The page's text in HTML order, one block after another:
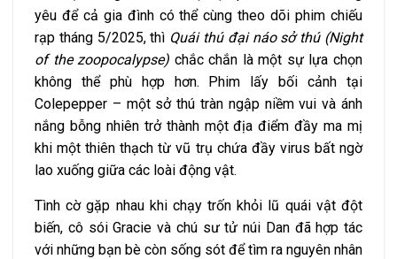
yêu để cả gia đình có thể cùng theo dõi phim chiếu
rạp tháng 5/2025, thì Quái thú đại náo sở thú (Night
of the zoopocalypse) chắc chắn là một sự lựa chọn
không thể phù hợp hơn. Phim lấy bối cảnh tại
Colepepper – một sở thú tràn ngập niềm vui và ánh
nắng bỗng nhiên trở thành một địa điểm đầy ma mị
khi một thiên thạch từ vũ trụ chứa đầy virus bất ngờ
lao xuống giữa các loài động vật.
Tình cờ gặp nhau khi chạy trốn khỏi lũ quái vật đột
biến, cô sói Gracie và chú sư tử núi Dan đã hợp tác
với những bạn bè còn sống sót để tìm ra nguyên nhân